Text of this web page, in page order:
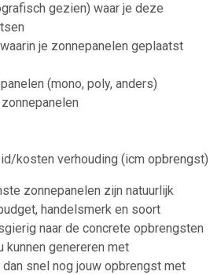
gezien) waar je deze
je zonnepanelen geplaatst
(mono, poly, anders)
kosten verhouding (icm opbrengst)
zonnepanelen zijn natuurlijk
handelsmerk en soort
naar de concrete opbrengsten
kunnen genereren met
snel nog jouw opbrengst met